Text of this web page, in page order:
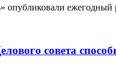
совета